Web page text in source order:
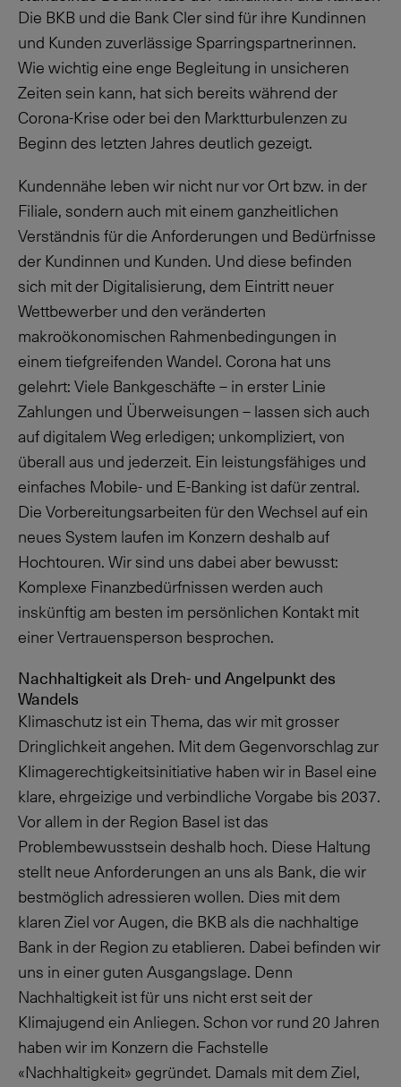
Die BKB und die Bank Cler sind für ihre Kundinnen
und Kunden zuverlässige Sparringspartnerinnen.
Wie wichtig eine enge Begleitung in unsicheren
Zeiten sein kann, hat sich bereits während der
Corona-Krise oder bei den Marktturbulenzen zu
Beginn des letzten Jahres deutlich gezeigt.
Kundennähe leben wir nicht nur vor Ort bzw. in der
Filiale, sondern auch mit einem ganzheitlichen
Verständnis für die Anforderungen und Bedürfnisse
der Kundinnen und Kunden. Und diese befinden
sich mit der Digitalisierung, dem Eintritt neuer
Wettbewerber und den veränderten
makroökonomischen Rahmenbedingungen in
einem tiefgreifenden Wandel. Corona hat uns
gelehrt: Viele Bankgeschäfte – in erster Linie
Zahlungen und Überweisungen – lassen sich auch
auf digitalem Weg erledigen; unkompliziert, von
überall aus und jederzeit. Ein leistungsfähiges und
einfaches Mobile- und E-Banking ist dafür zentral.
Die Vorbereitungsarbeiten für den Wechsel auf ein
neues System laufen im Konzern deshalb auf
Hochtouren. Wir sind uns dabei aber bewusst:
Komplexe Finanzbedürfnissen werden auch
inskünftig am besten im persönlichen Kontakt mit
einer Vertrauensperson besprochen.
Nachhaltigkeit als Dreh- und Angelpunkt des
Wandels
Klimaschutz ist ein Thema, das wir mit grosser
Dringlichkeit angehen. Mit dem Gegenvorschlag zur
Klimagerechtigkeitsinitiative haben wir in Basel eine
klare, ehrgeizige und verbindliche Vorgabe bis 2037.
Vor allem in der Region Basel ist das
Problembewusstsein deshalb hoch. Diese Haltung
stellt neue Anforderungen an uns als Bank, die wir
bestmöglich adressieren wollen. Dies mit dem
klaren Ziel vor Augen, die BKB als die nachhaltige
Bank in der Region zu etablieren. Dabei befinden wir
uns in einer guten Ausgangslage. Denn
Nachhaltigkeit ist für uns nicht erst seit der
Klimajugend ein Anliegen. Schon vor rund 20 Jahren
haben wir im Konzern die Fachstelle
«Nachhaltigkeit» gegründet. Damals mit dem Ziel,